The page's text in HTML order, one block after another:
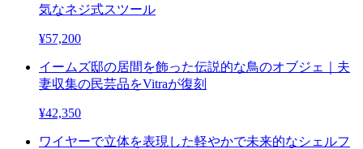
気なネジ式スツール
¥57,200
イームズ邸の居間を飾った伝説的な鳥のオブジェ｜夫
妻収集の民芸品をVitraが復刻
¥42,350
ワイヤーで立体を表現した軽やかで未来的なシェルフ